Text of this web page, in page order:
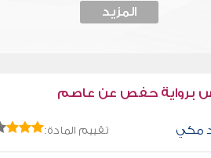
المزيد
برواية حفص عن عاصم
مكي تقييم المادة: